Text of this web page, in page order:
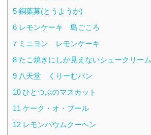
5 銅葉菓(とうようか)
6 レモンケーキ 島ごころ
7 ミニヨン レモンケーキ
8 たこ焼きにしか見えないシュークリーム
9 八天堂 くりーむパン
10 ひとつぶのマスカット
11 ケーク・オ・ブール
12 レモンバウムクーヘン